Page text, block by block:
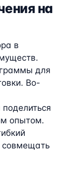
на
в
для
Во-
опытом.
совмещать